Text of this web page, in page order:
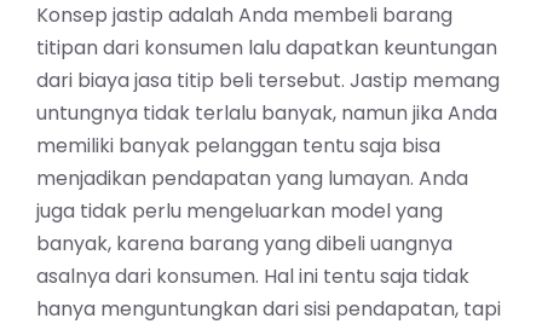
Konsep jastip adalah Anda membeli barang
titipan dari konsumen lalu dapatkan keuntungan
dari biaya jasa titip beli tersebut. Jastip memang
untungnya tidak terlalu banyak, namun jika Anda
memiliki banyak pelanggan tentu saja bisa
menjadikan pendapatan yang lumayan. Anda
juga tidak perlu mengeluarkan model yang
banyak, karena barang yang dibeli uangnya
asalnya dari konsumen. Hal ini tentu saja tidak
hanya menguntungkan dari sisi pendapatan, tapi